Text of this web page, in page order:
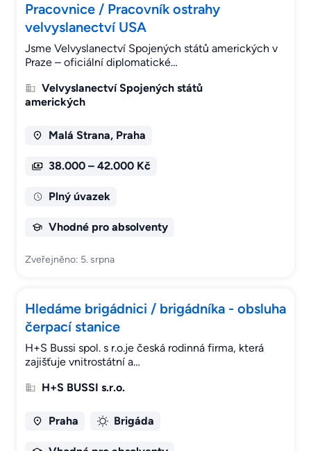
Pracovnice / Pracovník ostrahy
velvyslanectví USA
Jsme Velvyslanectví Spojených států amerických v
Praze – oficiální diplomatické…
Velvyslanectví Spojených států
amerických
Malá Strana, Praha
38.000 – 42.000 Kč
Plný úvazek
Vhodné pro absolventy
Zveřejněno: 5. srpna
Hledáme brigádnici / brigádníka - obsluha
čerpací stanice
H+S Bussi spol. s r.o.je česká rodinná firma, která
zajišťuje vnitrostátní a…
H+S BUSSI s.r.o.
Praha Brigáda